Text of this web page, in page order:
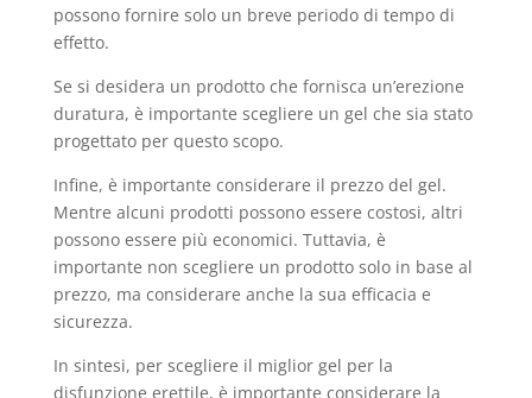
possono fornire solo un breve periodo di tempo di
effetto.
Se si desidera un prodotto che fornisca un’erezione
duratura, è importante scegliere un gel che sia stato
progettato per questo scopo.
Infine, è importante considerare il prezzo del gel.
Mentre alcuni prodotti possono essere costosi, altri
possono essere più economici. Tuttavia, è
importante non scegliere un prodotto solo in base al
prezzo, ma considerare anche la sua efficacia e
sicurezza.
In sintesi, per scegliere il miglior gel per la
disfunzione erettile, è importante considerare la